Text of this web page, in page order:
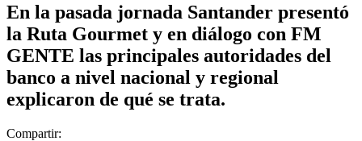
En la pasada jornada Santander presentó
la Ruta Gourmet y en diálogo con FM
GENTE las principales autoridades del
banco a nivel nacional y regional
explicaron de qué se trata.
Compartir: